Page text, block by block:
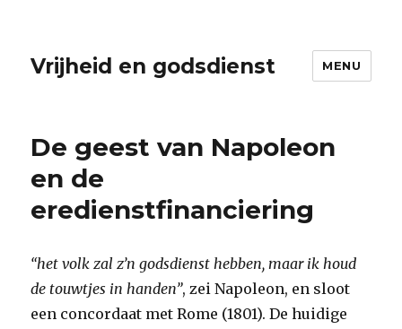
Vrijheid en godsdienst MENU
De geest van Napoleon
en de
eredienstfinanciering
“het volk zal z’n godsdienst hebben, maar ik houd
de touwtjes in handen”, zei Napoleon, en sloot
een concordaat met Rome (1801). De huidige